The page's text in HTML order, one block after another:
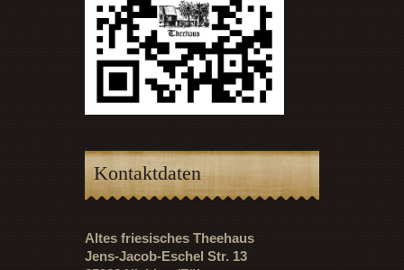
Kontaktdaten
Altes friesisches Theehaus
Jens-Jacob-Eschel Str. 13